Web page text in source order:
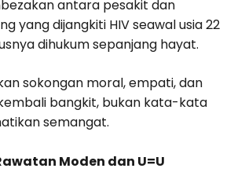
antara pesakit dan
yang dijangkiti HIV seawal usia 22
dihukum sepanjang hayat.
sokongan moral, empati, dan
bangkit, bukan kata-kata
semangat.
Moden dan U=U